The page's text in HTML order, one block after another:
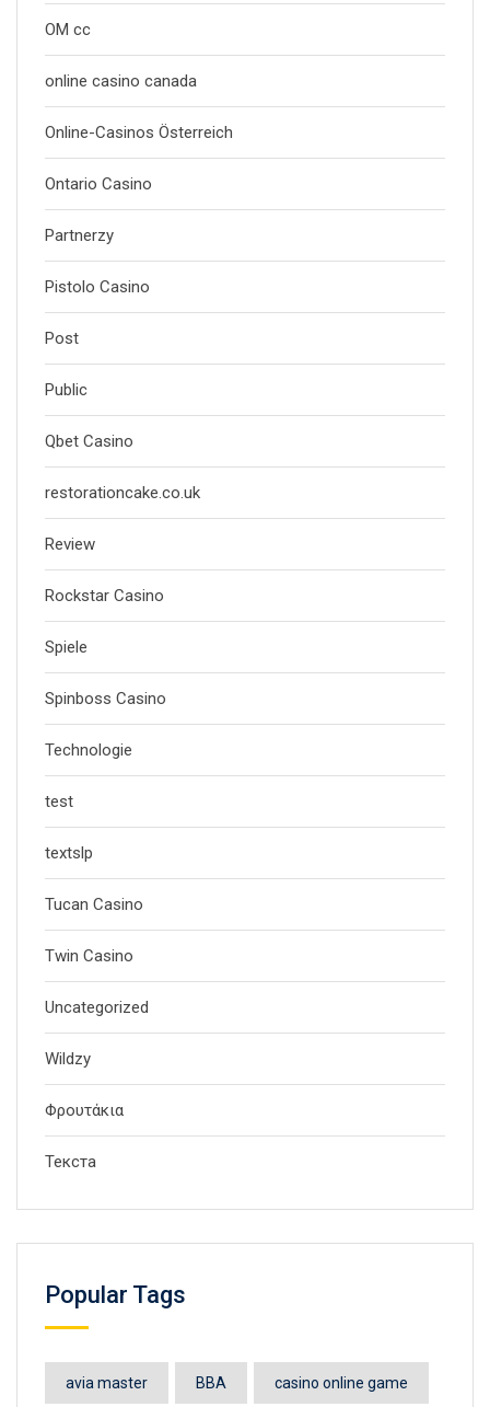
OM cc
online casino canada
Online-Casinos Österreich
Ontario Casino
Partnerzy
Pistolo Casino
Post
Public
Qbet Casino
restorationcake.co.uk
Review
Rockstar Casino
Spiele
Spinboss Casino
Technologie
test
textslp
Tucan Casino
Twin Casino
Uncategorized
Wildzy
Φρουτάκια
Текста
Popular Tags
avia master BBA casino online game